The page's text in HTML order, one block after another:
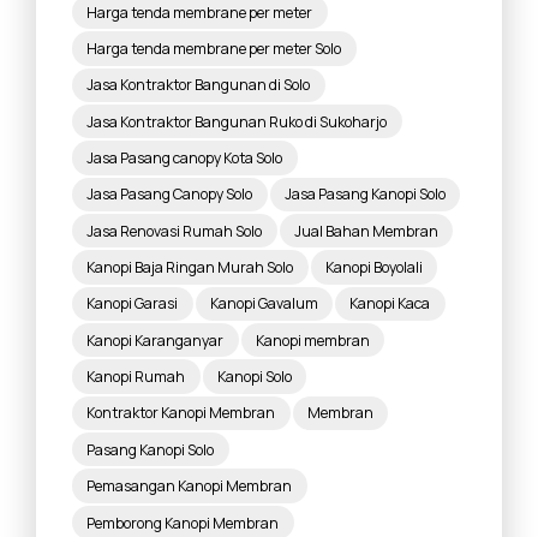
Harga tenda membrane per meter
Harga tenda membrane per meter Solo
Jasa Kontraktor Bangunan di Solo
Jasa Kontraktor Bangunan Ruko di Sukoharjo
Jasa Pasang canopy Kota Solo
Jasa Pasang Canopy Solo
Jasa Pasang Kanopi Solo
Jasa Renovasi Rumah Solo
Jual Bahan Membran
Kanopi Baja Ringan Murah Solo
Kanopi Boyolali
Kanopi Garasi
Kanopi Gavalum
Kanopi Kaca
Kanopi Karanganyar
Kanopi membran
Kanopi Rumah
Kanopi Solo
Kontraktor Kanopi Membran
Membran
Pasang Kanopi Solo
Pemasangan Kanopi Membran
Pemborong Kanopi Membran